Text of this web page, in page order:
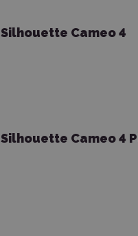
Silhouette Cameo 4
Silhouette Cameo 4